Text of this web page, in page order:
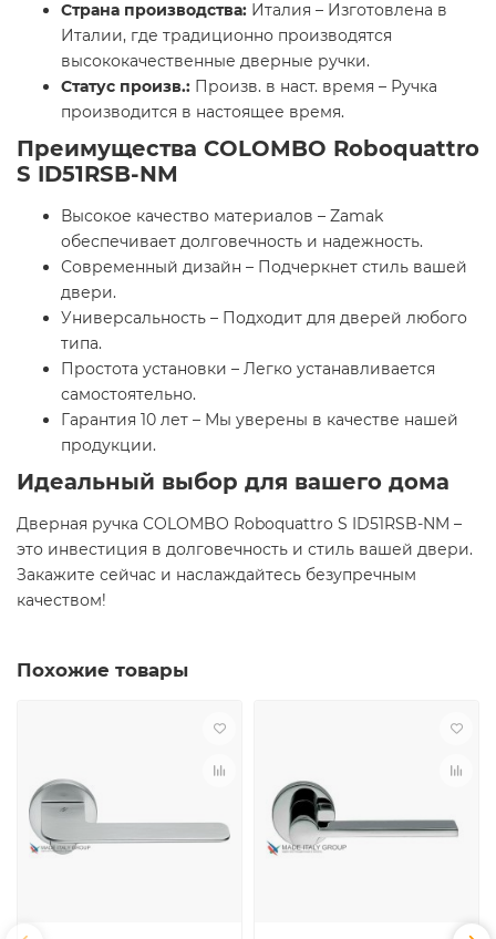
Страна производства: Италия – Изготовлена в
Италии, где традиционно производятся
высококачественные дверные ручки.
Статус произв.: Произв. в наст. время – Ручка
производится в настоящее время.
Преимущества COLOMBO Roboquattro
S ID51RSB-NM
Высокое качество материалов – Zamak
обеспечивает долговечность и надежность.
Современный дизайн – Подчеркнет стиль вашей
двери.
Универсальность – Подходит для дверей любого
типа.
Простота установки – Легко устанавливается
самостоятельно.
Гарантия 10 лет – Мы уверены в качестве нашей
продукции.
Идеальный выбор для вашего дома
Дверная ручка COLOMBO Roboquattro S ID51RSB-NM –
это инвестиция в долговечность и стиль вашей двери.
Закажите сейчас и наслаждайтесь безупречным
качеством!
Похожие товары